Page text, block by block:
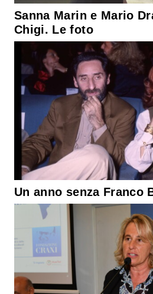
Sanna Marin e Mario
Chigi. Le foto
Un anno senza Franco